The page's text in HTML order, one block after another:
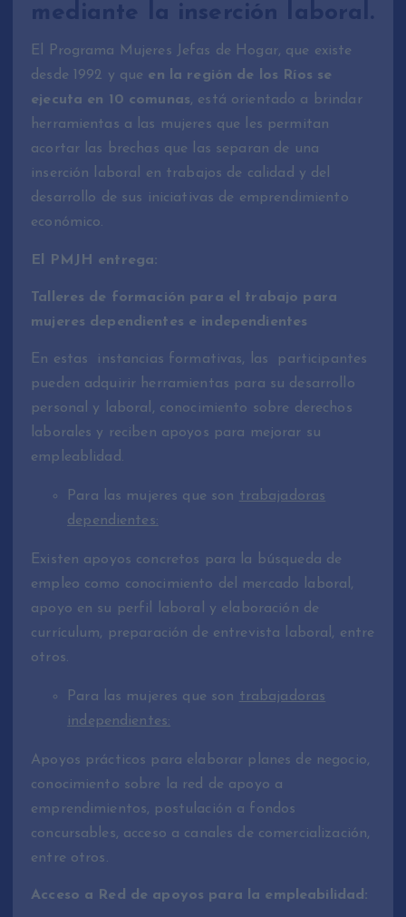
mediante la inserción laboral.
El Programa Mujeres Jefas de Hogar, que existe
desde 1992 y que en la región de los Ríos se
ejecuta en 10 comunas, está orientado a brindar
herramientas a las mujeres que les permitan
acortar las brechas que las separan de una
inserción laboral en trabajos de calidad y del
desarrollo de sus iniciativas de emprendimiento
económico.
El PMJH entrega:
Talleres de formación para el trabajo para
mujeres dependientes e independientes
En estas instancias formativas, las participantes
pueden adquirir herramientas para su desarrollo
personal y laboral, conocimiento sobre derechos
laborales y reciben apoyos para mejorar su
empleablidad.
Para las mujeres que son trabajadoras
dependientes:
Existen apoyos concretos para la búsqueda de
empleo como conocimiento del mercado laboral,
apoyo en su perfil laboral y elaboración de
currículum, preparación de entrevista laboral, entre
otros.
Para las mujeres que son trabajadoras
independientes:
Apoyos prácticos para elaborar planes de negocio,
conocimiento sobre la red de apoyo a
emprendimientos, postulación a fondos
concursables, acceso a canales de comercialización,
entre otros.
Acceso a Red de apoyos para la empleabilidad: